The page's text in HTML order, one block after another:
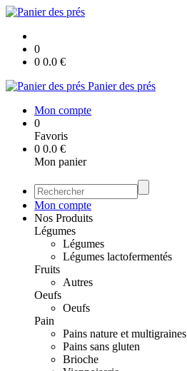
0
0 0.0 €
Panier des prés
Mon compte
0
Favoris
0 0.0 €
Mon panier
Mon compte
Nos Produits
Légumes
Légumes
Légumes lactofermentés
Fruits
Autres
Oeufs
Oeufs
Pain
Pains nature et multigraines
Pains sans gluten
Brioche